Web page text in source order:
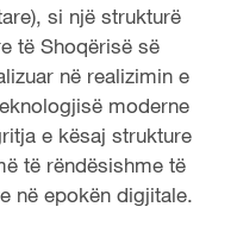
si një strukturë
të Shoqërisë së
në realizimin e
moderne
e kësaj strukture
të rëndësishme të
në epokën digjitale.